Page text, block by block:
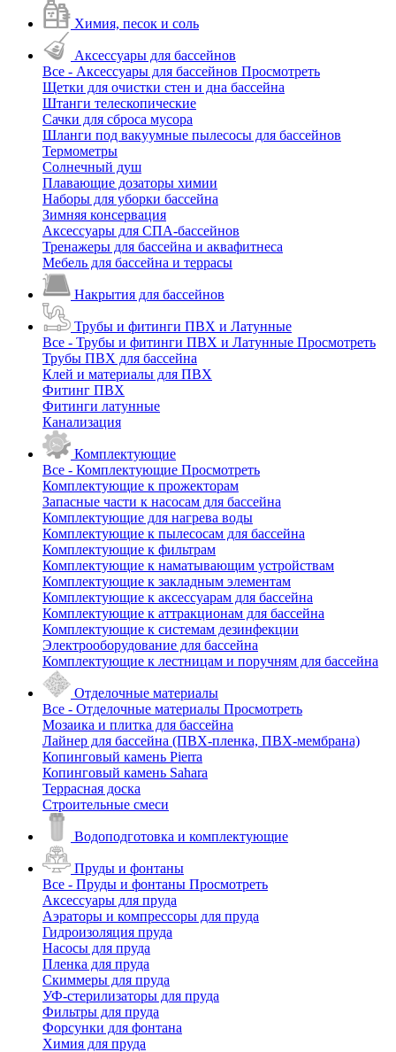
Химия, песок и соль
Аксессуары для бассейнов
Все - Аксессуары для бассейнов Просмотреть
Щетки для очистки стен и дна бассейна
Штанги телескопические
Сачки для сброса мусора
Шланги под вакуумные пылесосы для бассейнов
Термометры
Солнечный душ
Плавающие дозаторы химии
Наборы для уборки бассейна
Зимняя консервация
Аксессуары для СПА-бассейнов
Тренажеры для бассейна и аквафитнеса
Мебель для бассейна и террасы
Накрытия для бассейнов
Трубы и фитинги ПВХ и Латунные
Все - Трубы и фитинги ПВХ и Латунные Просмотреть
Трубы ПВХ для бассейна
Клей и материалы для ПВХ
Фитинг ПВХ
Фитинги латунные
Канализация
Комплектующие
Все - Комплектующие Просмотреть
Комплектующие к прожекторам
Запасные части к насосам для бассейна
Комплектующие для нагрева воды
Комплектующие к пылесосам для бассейна
Комплектующие к фильтрам
Комплектующие к наматывающим устройствам
Комплектующие к закладным элементам
Комплектующие к аксессуарам для бассейна
Комплектующие к аттракционам для бассейна
Комплектующие к системам дезинфекции
Электрооборудование для бассейна
Комплектующие к лестницам и поручням для бассейна
Отделочные материалы
Все - Отделочные материалы Просмотреть
Мозаика и плитка для бассейна
Лайнер для бассейна (ПВХ-пленка, ПВХ-мембрана)
Копинговый камень Pierra
Копинговый камень Sahara
Террасная доска
Строительные смеси
Водоподготовка и комплектующие
Пруды и фонтаны
Все - Пруды и фонтаны Просмотреть
Аксессуары для пруда
Аэраторы и компрессоры для пруда
Гидроизоляция пруда
Насосы для пруда
Пленка для пруда
Скиммеры для пруда
УФ-стерилизаторы для пруда
Фильтры для пруда
Форсунки для фонтана
Химия для пруда